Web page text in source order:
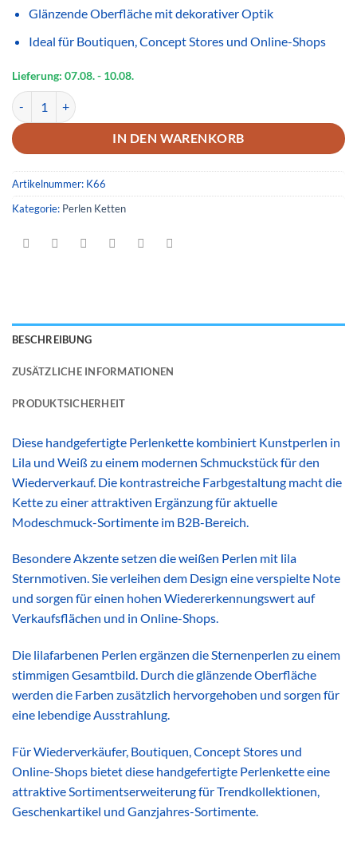
Glänzende Oberfläche mit dekorativer Optik
Ideal für Boutiquen, Concept Stores und Online-Shops
Lieferung: 07.08.- 10.08.
Handgefertigte Perlenkette Lila mit Sternenperlen für
IN DEN WARENKORB
Artikelnummer: K66
Kategorie: Perlen Ketten
BESCHREIBUNG
ZUSÄTZLICHE INFORMATIONEN
PRODUKTSICHERHEIT
Diese handgefertigte Perlenkette kombiniert Kunstperlen in
Lila und Weiß zu einem modernen Schmuckstück für den
Wiederverkauf. Die kontrastreiche Farbgestaltung macht die
Kette zu einer attraktiven Ergänzung für aktuelle
Modeschmuck-Sortimente im B2B-Bereich.
Besondere Akzente setzen die weißen Perlen mit lila
Sternmotiven. Sie verleihen dem Design eine verspielte Note
und sorgen für einen hohen Wiedererkennungswert auf
Verkaufsflächen und in Online-Shops.
Die lilafarbenen Perlen ergänzen die Sternenperlen zu einem
stimmigen Gesamtbild. Durch die glänzende Oberfläche
werden die Farben zusätzlich hervorgehoben und sorgen für
eine lebendige Ausstrahlung.
Für Wiederverkäufer, Boutiquen, Concept Stores und
Online-Shops bietet diese handgefertigte Perlenkette eine
attraktive Sortimentserweiterung für Trendkollektionen,
Geschenkartikel und Ganzjahres-Sortimente.